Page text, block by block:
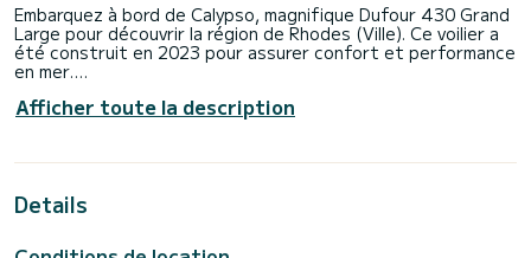
Embarquez à bord de Calypso, magnifique Dufour 430 Grand
Large pour découvrir la région de Rhodes (Ville). Ce voilier a
été construit en 2023 pour assurer confort et performance
en mer.
Le bateau dispose de 4 cabines tout confort et une
capacité d'embarcation de 10 personnes. Avec une longueur
des vacances extraordinaires sur l'eau dans les environs
Afficher toute la description
Details